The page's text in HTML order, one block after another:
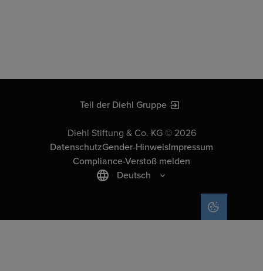
Teil der Diehl Gruppe
Diehl Stiftung & Co. KG © 2026
DatenschutzGender-HinweisImpressum
Compliance-Verstoß melden
Deutsch
COOKIE-